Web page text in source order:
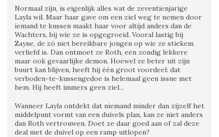
Normaal zijn, is eigenlijk alles wat de zeventienjarige
Layla wil. Maar haar gave om een ziel weg te nemen door
iemand te kussen maakt haar voor altijd anders dan de
Wachters, bij wie ze is opgegroeid. Vooral lastig bij
Zayne, de zó niet bereikbare jongen op wie ze stiekem
verliefd is. Dan ontmoet ze Roth, een zondig lekkere
maar ook gevaarlijke demon. Hoewel ze beter uit zijn
buurt kan blijven, heeft hij één groot voordeel: dat
verboden-te-kussengedoe is helemaal geen issue met
hem. Hij heeft immers geen ziel...
Wanneer Layla ontdekt dat niemand minder dan zijzelf het
middelpunt vormt van een duivels plan, kan ze niet anders
dan Roth vertrouwen. Doet ze daar goed aan of zal deze
deal met de duivel op een ramp uitlopen?